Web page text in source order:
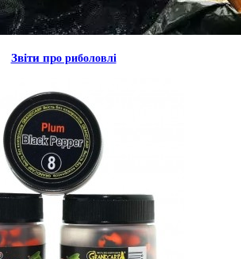
Звiти про риболовлi